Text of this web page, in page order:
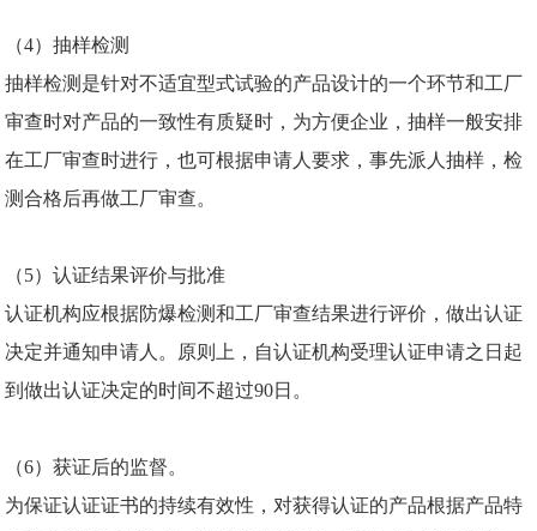
（4）抽样检测
抽样检测是针对不适宜型式试验的产品设计的一个环节和工厂
审查时对产品的一致性有质疑时，为方便企业，抽样一般安排
在工厂审查时进行，也可根据申请人要求，事先派人抽样，检
测合格后再做工厂审查。
（5）认证结果评价与批准
认证机构应根据防爆检测和工厂审查结果进行评价，做出认证
决定并通知申请人。原则上，自认证机构受理认证申请之日起
到做出认证决定的时间不超过90日。
（6）获证后的监督。
为保证认证证书的持续有效性，对获得认证的产品根据产品特